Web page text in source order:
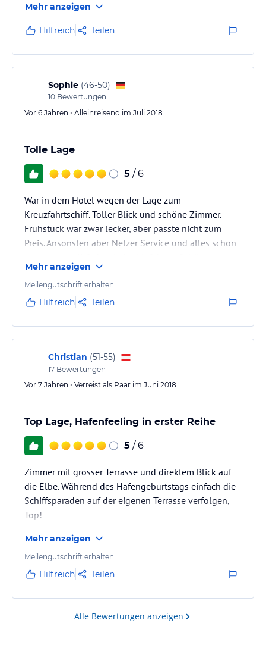
Mehr anzeigen
Hilfreich Teilen
Sophie (46-50)
10 Bewertungen
Vor 6 Jahren • Alleinreisend im Juli 2018
Tolle Lage
5 / 6
War in dem Hotel wegen der Lage zum
Kreuzfahrtschiff. Toller Blick und schöne Zimmer.
Frühstück war zwar lecker, aber passte nicht zum
Preis. Ansonsten aber Netzer Service und alles schön
Terrasse
Mehr anzeigen
Meilengutschrift erhalten
Hilfreich Teilen
Christian (51-55)
17 Bewertungen
Vor 7 Jahren • Verreist als Paar im Juni 2018
Top Lage, Hafenfeeling in erster Reihe
5 / 6
Zimmer mit grosser Terrasse und direktem Blick auf
die Elbe. Während des Hafengeburtstags einfach die
Schiffsparaden auf der eigenen Terrasse verfolgen,
Top!
Mehr anzeigen
Meilengutschrift erhalten
Hilfreich Teilen
Alle Bewertungen anzeigen